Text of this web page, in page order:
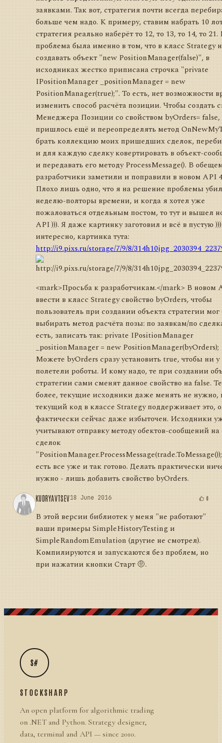
заявками. Так вот, стратегия почти всегда
больше чем надо. К примеру, ставим набрать 10
стратегия реально наберёт то 12, то 13, то 14, то
проблема была именно в том, что в класс Strategy
создавать объект "new PositionManager(false)", в
исходниках жестко приписана строчка "private
IPositionManager _positionManager = new
PositionManager(true);". То есть, нет возможности
изменить способ расчёта позиции. Чтобы создать
Менеджера Позиции со свойством byOrders=
пришлось ещё и переопределять метод
брать коллекцию моих пришедших сделок,
и для каждую сделку ковертировать в объект-
и передавать его методу ProcessMessage(). В
разработчики заметили и поправили в новом API
Плохо лишь одно, что я на решение проблемы убил
неделю-полторы времени, и когда я хотел уже
пожаловаться отдельным постом, то тут и вышел
API ))). Я даже картинку заготовил и всё в пустую
интересно, картинка тута:
http://i9.pixs.ru/storage/7/9/8/
<mark>Просьба к разработчикам.</mark> В новом
ввести в класс Strategy свойство byOrders, чтобы
пользователь при создании объекта стратегии
выбирать метод расчёта позы: по заявкам/по
есть, записать так: private IPositionManager
_positionManager = new PositionManager(byOrders);
Можете byOrders сразу установить true, чтобы ни у
полетели роботы. И кому надо, те при создании
стратегии сами сменят данное свойство на false.
более, текущие исходники даже менять не нужно,
текущий код в классе Strategy поддерживает это,
фактически сейчас даже избыточен. Исходники
учитывают отправку методу обектов-сообщений на
сделок
есть все уже и так готово. Делать практически
нужно - лишь добавить свойство byOrders.
KUDRYAVTSEV18 June 2016 0
В этой версии библиотек у меня "не работают"
ваши примеры SimpleHistoryTesting и
SimpleRandomEmulation (другие не смотрел).
Компилируются и запускаются без проблем, но
при нажатии кнопки Старт 🤨.
S#
STOCKSHARP
An open platform for algorithmic trading
on .NET and Python. Strategy designer,
data, terminal and API — since 2010.